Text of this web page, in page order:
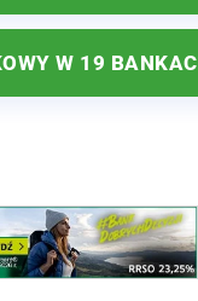
W 19